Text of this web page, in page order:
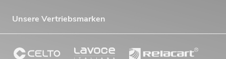
Unsere Vertriebsmarken